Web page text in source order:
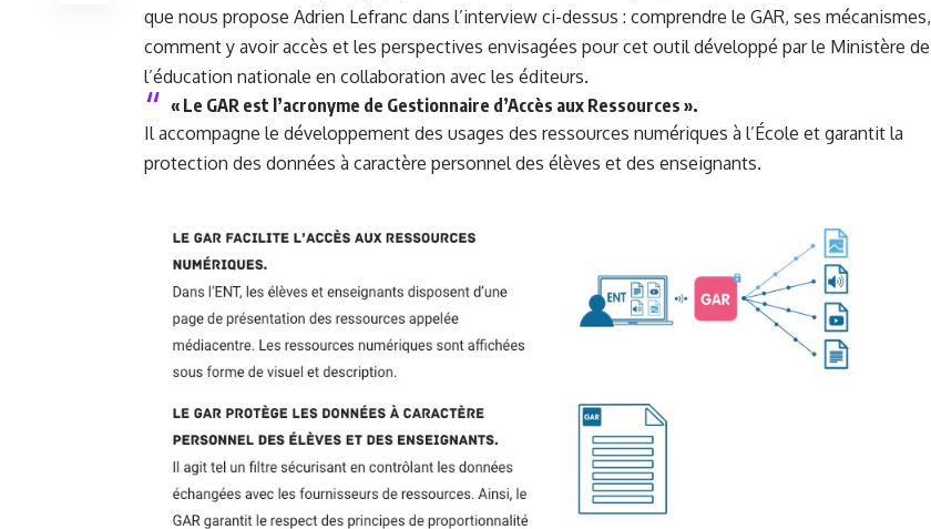
que nous propose Adrien Lefranc dans l’interview ci-dessus : comprendre le GAR, ses mécanismes,
comment y avoir accès et les perspectives envisagées pour cet outil développé par le Ministère de
l’éducation nationale en collaboration avec les éditeurs.
« Le GAR est l’acronyme de Gestionnaire d’Accès aux Ressources ».
Il accompagne le développement des usages des ressources numériques à l’École et garantit la
protection des données à caractère personnel des élèves et des enseignants.